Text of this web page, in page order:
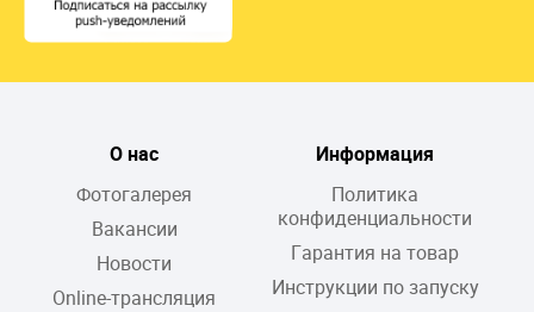
О нас
Фотогалерея
Вакансии
Новости
Online-трансляция
Информация
Политика
конфиденциальности
Гарантия на товар
Инструкции по запуску